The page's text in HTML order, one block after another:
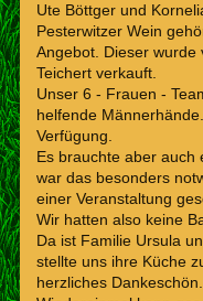
Ute Böttger und
Pesterwitzer Wein
Angebot. Dieser wurde
Teichert verkauft.
Unser 6 - Frauen -
helfende
Verfügung.
Es brauchte aber auch
war das besonders
einer Veranstaltung
Wir hatten also keine
Da ist Familie Ursula
stellte uns ihre Küche
herzliches Dankeschön.